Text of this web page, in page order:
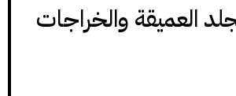
العميقة والخراجات